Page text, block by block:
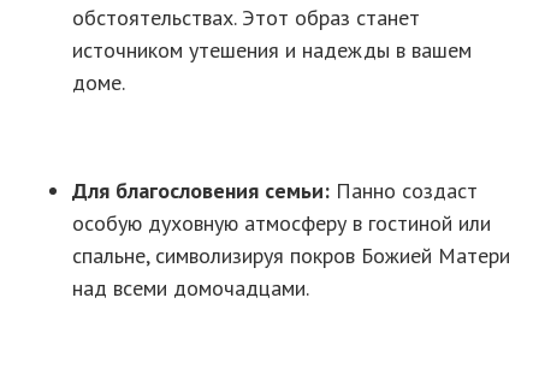
обстоятельствах. Этот образ станет
источником утешения и надежды в вашем
доме.
Для благословения семьи: Панно создаст
особую духовную атмосферу в гостиной или
спальне, символизируя покров Божией Матери
над всеми домочадцами.